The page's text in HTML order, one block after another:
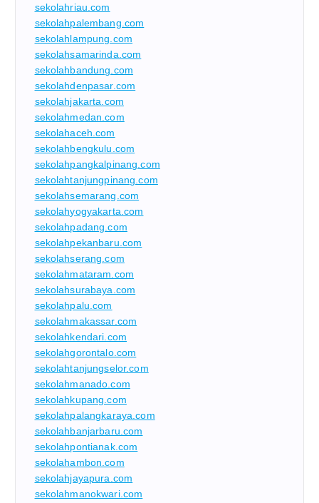
sekolahriau.com
sekolahpalembang.com
sekolahlampung.com
sekolahsamarinda.com
sekolahbandung.com
sekolahdenpasar.com
sekolahjakarta.com
sekolahmedan.com
sekolahaceh.com
sekolahbengkulu.com
sekolahpangkalpinang.com
sekolahtanjungpinang.com
sekolahsemarang.com
sekolahyogyakarta.com
sekolahpadang.com
sekolahpekanbaru.com
sekolahserang.com
sekolahmataram.com
sekolahsurabaya.com
sekolahpalu.com
sekolahmakassar.com
sekolahkendari.com
sekolahgorontalo.com
sekolahtanjungselor.com
sekolahmanado.com
sekolahkupang.com
sekolahpalangkaraya.com
sekolahbanjarbaru.com
sekolahpontianak.com
sekolahambon.com
sekolahjayapura.com
sekolahmanokwari.com